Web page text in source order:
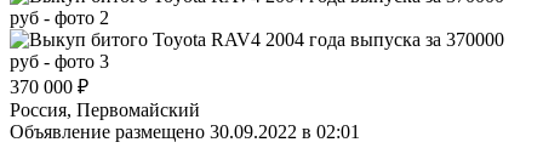
370 000 ₽
Россия, Первомайский
Объявление размещено 30.09.2022 в 02:01